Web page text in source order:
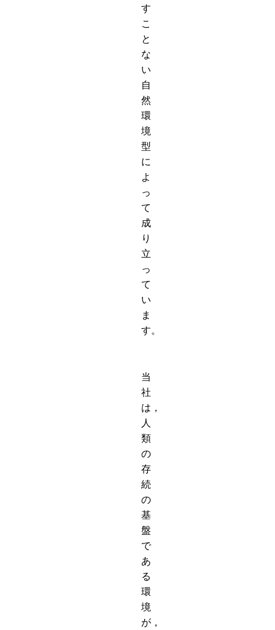
す
こ
と
な
い
自
然
環
境
型
に
よ
っ
て
成
り
立
っ
て
い
ま
す。
当
社
は，
人
類
の
存
続
の
基
盤
で
あ
る
環
境
が，